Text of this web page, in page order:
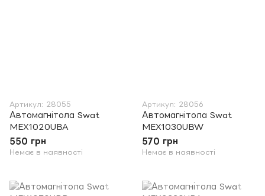
Артикул: 28055
Автомагнітола Swat
MEX1020UBA
550 грн
Немає в наявності
Артикул: 28056
Автомагнітола Swat
MEX1030UBW
570 грн
Немає в наявності